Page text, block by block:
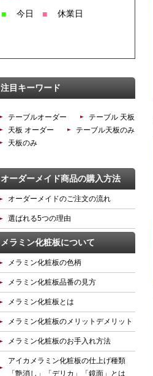
■ 今日 ■ 休業日
注目キーワード
テーブルオーダー
テーブル 天板
天板 オーダー
テーブル天板のみ
天板のみ
オーダーメイド商品の購入方法
オーダーメイドのご注文の流れ
選ばれる5つの理由
メラミン化粧板について
メラミン化粧板の色柄
メラミン化粧板品番の見方
メラミン化粧板とは
メラミン化粧板のメリットデメリット
メラミン化粧板のお手入れ方法
アイカメラミン化粧板の仕上げ種類
「艶消し」「デリカ」「鏡面」とは